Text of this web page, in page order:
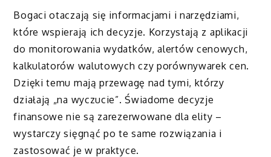
Bogaci otaczają się informacjami i narzędziami,
które wspierają ich decyzje. Korzystają z aplikacji
do monitorowania wydatków, alertów cenowych,
kalkulatorów walutowych czy porównywarek cen.
Dzięki temu mają przewagę nad tymi, którzy
działają „na wyczucie”. Świadome decyzje
finansowe nie są zarezerwowane dla elity –
wystarczy sięgnąć po te same rozwiązania i
zastosować je w praktyce.